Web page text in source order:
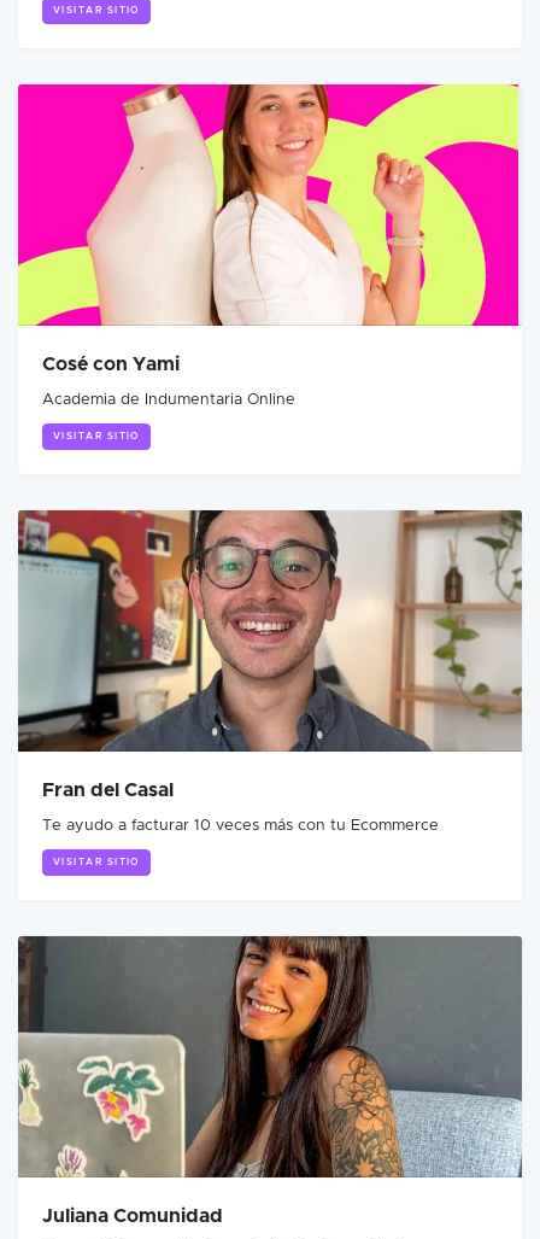
VISITAR SITIO
Cosé con Yami
Academia de Indumentaria Online
VISITAR SITIO
Fran del Casal
Te ayudo a facturar 10 veces más con tu Ecommerce
VISITAR SITIO
Juliana Comunidad